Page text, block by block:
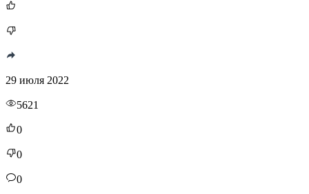
29 июля 2022
5621
0
0
0